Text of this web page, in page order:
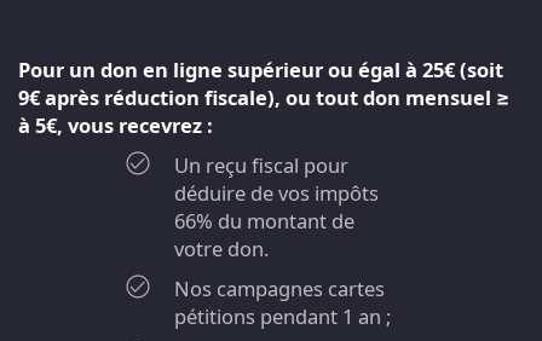
Pour un don en ligne supérieur ou égal à 25€ (soit
9€ après réduction fiscale), ou tout don mensuel ≥
à 5€, vous recevrez :
Un reçu fiscal pour
déduire de vos impôts
66% du montant de
votre don.
Nos campagnes cartes
pétitions pendant 1 an ;